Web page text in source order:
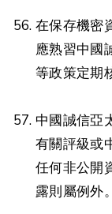
在保存機密
應熟習中國
等政策定期
中國誠信亞
有關評級或
任何非公開
露則屬例外。